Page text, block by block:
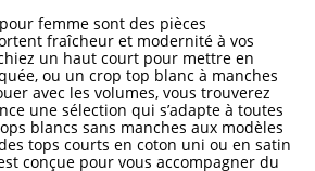
femme sont des pièces
fraîcheur et modernité à vos
un haut court pour mettre en
ou un crop top blanc à manches
avec les volumes, vous trouverez
une sélection qui s’adapte à toutes
blancs sans manches aux modèles
tops courts en coton uni ou en satin
conçue pour vous accompagner du